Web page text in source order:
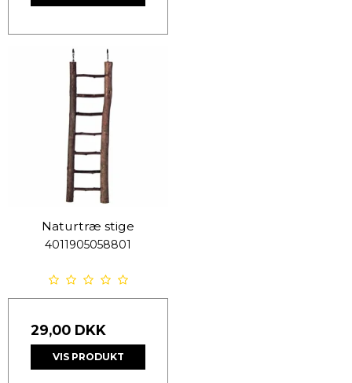
Naturtræ stige
4011905058801
29,00 DKK
VIS PRODUKT